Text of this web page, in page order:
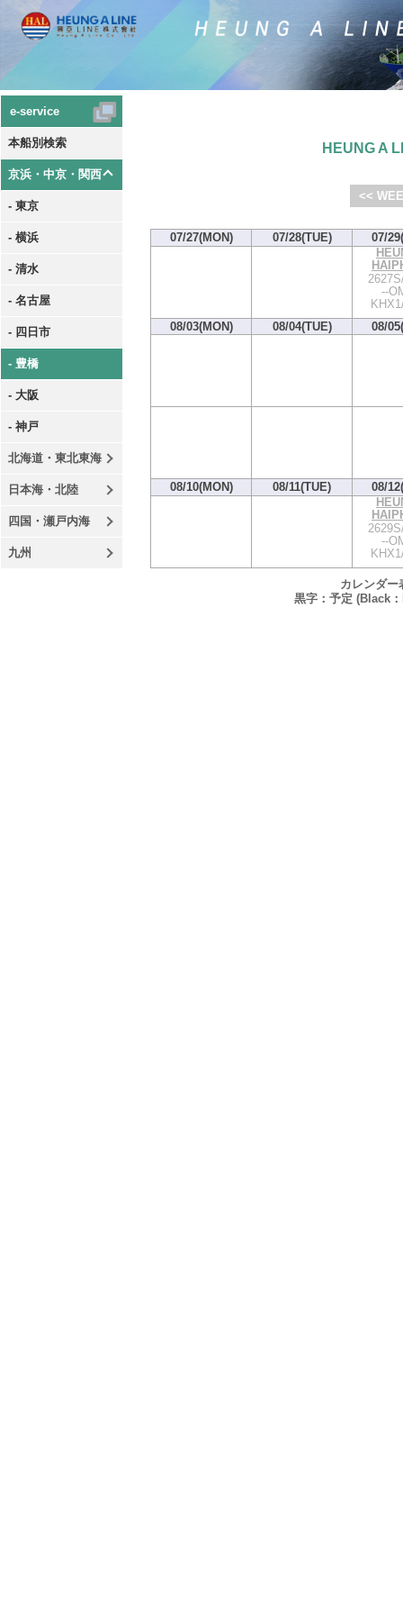
e-service
本船別検索
京浜・中京・関西
- 東京
- 横浜
- 清水
- 名古屋
- 四日市
- 豊橋
- 大阪
- 神戸
北海道・東北東海
日本海・北陸
四国・瀬戸内海
九州
HEUNG A
<<
07/27(MON) 07/28(TUE)
07/
--
08/03(MON)
08/04(TUE) 08/
08/10(MON) 08/11(TUE)
08/
--
カレンダー
黒字：予定 (Black